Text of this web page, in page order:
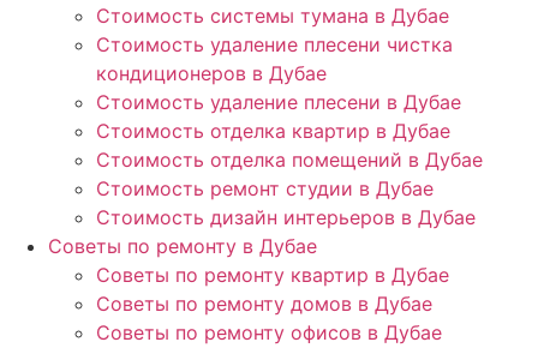
Стоимость системы тумана в Дубае
Стоимость удаление плесени чистка
кондиционеров в Дубае
Стоимость удаление плесени в Дубае
Стоимость отделка квартир в Дубае
Стоимость отделка помещений в Дубае
Стоимость ремонт студии в Дубае
Стоимость дизайн интерьеров в Дубае
Советы по ремонту в Дубае
Советы по ремонту квартир в Дубае
Советы по ремонту домов в Дубае
Советы по ремонту офисов в Дубае